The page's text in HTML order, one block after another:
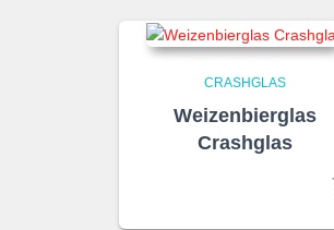
CRASHGLAS
Weizenbierglas
Crashglas